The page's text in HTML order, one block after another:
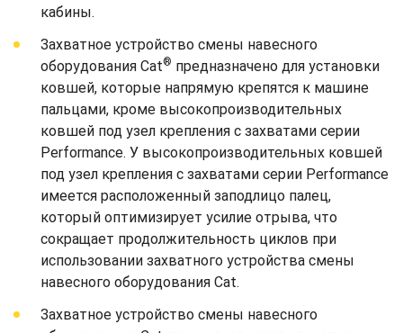
кабины.
Захватное устройство смены навесного
оборудования Cat® предназначено для установки
ковшей, которые напрямую крепятся к машине
пальцами, кроме высокопроизводительных
ковшей под узел крепления с захватами серии
Performance. У высокопроизводительных ковшей
под узел крепления с захватами серии Performance
имеется расположенный заподлицо палец,
который оптимизирует усилие отрыва, что
сокращает продолжительность циклов при
использовании захватного устройства смены
навесного оборудования Cat.
Захватное устройство смены навесного